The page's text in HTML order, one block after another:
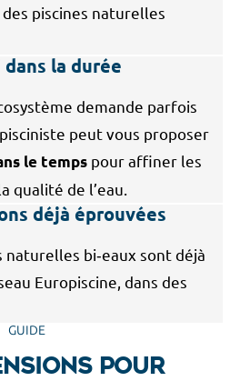
des piscines naturelles
dans la durée
demande parfois
peut vous proposer
le temps pour affiner les
qualité de l’eau.
déjà éprouvées
naturelles bi‑eaux sont déjà
Europiscine, dans des
GUIDE
pour